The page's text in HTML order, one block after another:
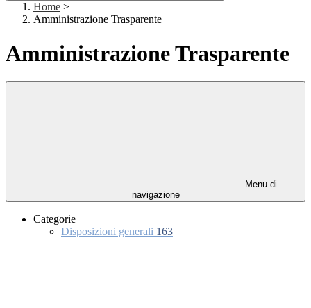
Home >
Amministrazione Trasparente
Amministrazione Trasparente
Menu di
navigazione
Categorie
Disposizioni generali 163